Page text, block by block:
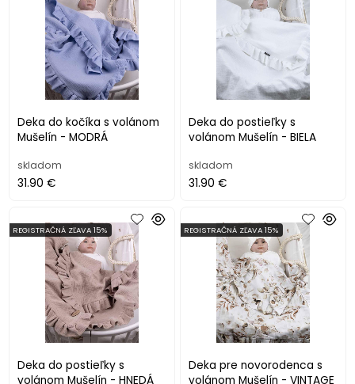
Deka do kočíka s volánom
Mušelín - MODRÁ
skladom
31.90 €
Deka do postieľky s
volánom Mušelín - BIELA
skladom
31.90 €
Deka do postieľky s
volánom Mušelín - HNEDÁ
REGISTRAČNÁ ZĽAVA 15%
Deka pre novorodenca s
volánom Mušelín - VINTAGE
REGISTRAČNÁ ZĽAVA 15%